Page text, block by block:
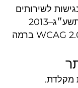
לשירותים
ברשת האינטרנט), תשע״ג–2013
ובהתאם לתקן WCAG 2.0/2.1 ברמה
מקלדת.